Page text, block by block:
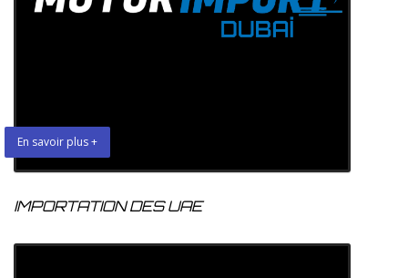
En savoir plus +
IMPORTATION DES UAE